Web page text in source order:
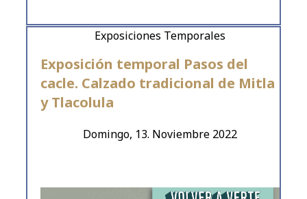
Domingo, 13. Noviembre 2022
Exposición temporal Pasos del
cacle. Calzado tradicional de Mitla
y Tlacolula
Exposiciones Temporales